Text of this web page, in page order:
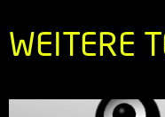
WEITERE